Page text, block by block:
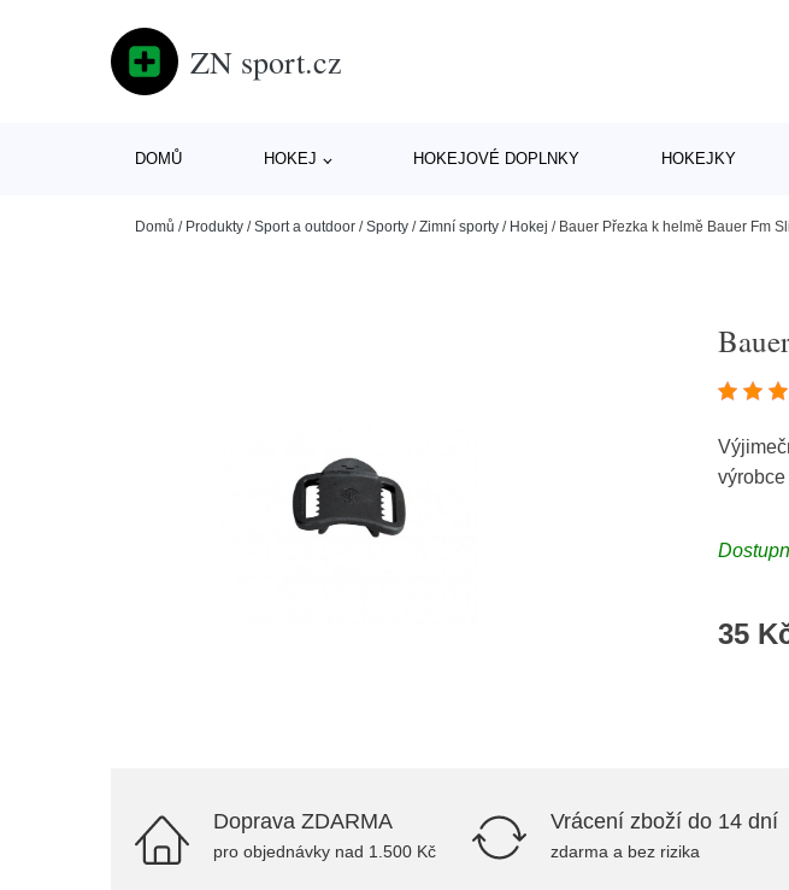
ZN sport.cz
DOMŮ HOKEJ HOKEJOVÉ DOPLNKY HOKEJKY
Domů / Produkty /Sport a outdoor /Sporty /Zimní sporty / Hokej / Bauer Přezka k helmě Bauer Fm
výrobce
35
Doprava ZDARMA
pro objednávky nad 1.500 Kč
Vrácení zboží do 14 dní
zdarma a bez rizika